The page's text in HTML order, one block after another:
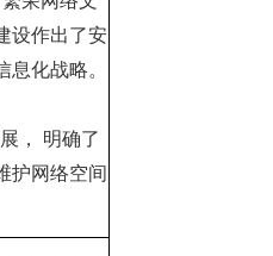
设作出了安
化战略。
， 明确了
护网络空间